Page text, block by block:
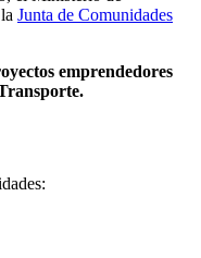
Junta de Comunidades
emprendedores